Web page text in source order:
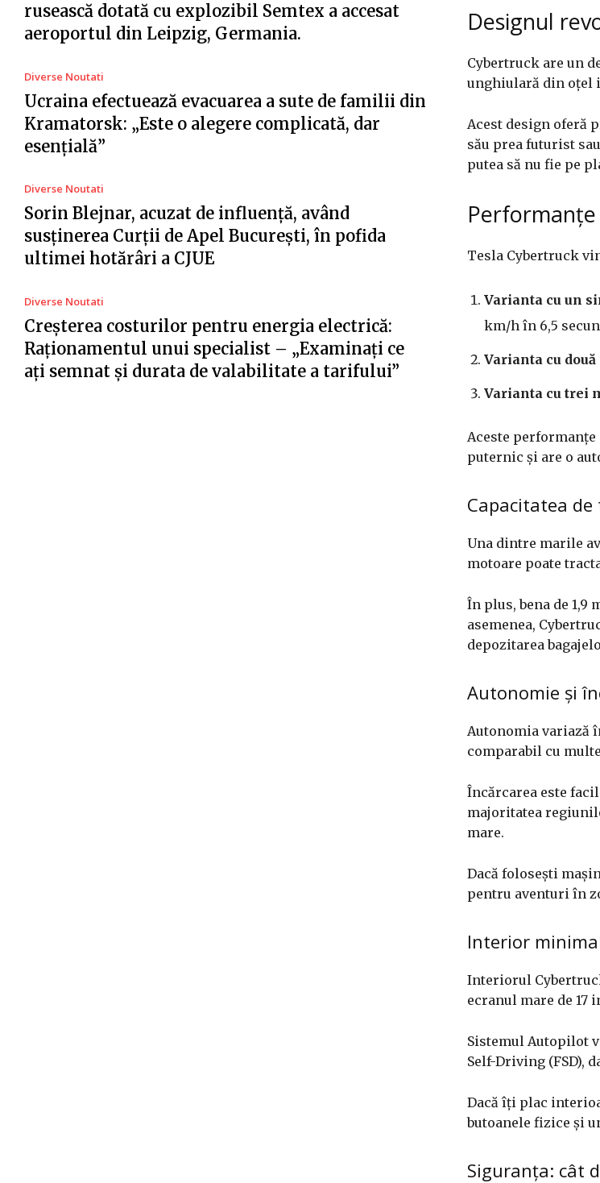
rusească dotată cu explozibil Semtex a accesat
aeroportul din Leipzig, Germania.
Diverse Noutati
Ucraina efectuează evacuarea a sute de familii din
Kramatorsk: „Este o alegere complicată, dar
esențială”
Diverse Noutati
Sorin Blejnar, acuzat de influență, având
susținerea Curții de Apel București, în pofida
ultimei hotărâri a CJUE
Diverse Noutati
Creșterea costurilor pentru energia electrică:
Raționamentul unui specialist – „Examinați ce
ați semnat și durata de valabilitate a tarifului”
Designul
Cybertruck are un
unghiulară din oțel
Acest design oferă
său prea futurist
putea să nu fie pe
Tesla Cybertruck
Varianta cu un
km/h în 6,5
Varianta cu
Varianta cu trei
Aceste
puternic și are o
Capacitatea
Una dintre marile
motoare poate
În plus, bena de
asemenea,
depozitarea
Autonomie și
Autonomia variază
comparabil cu
Încărcarea este
majoritatea
mare.
Dacă folosești
pentru aventuri în
Interior
Interiorul
ecranul mare de 17
Sistemul Autopilot
Self-Driving (FSD),
Dacă îți plac
butoanele fizice și
Siguranța: cât